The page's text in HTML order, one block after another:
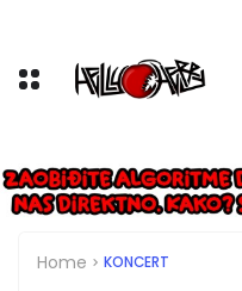
Home KONCERT